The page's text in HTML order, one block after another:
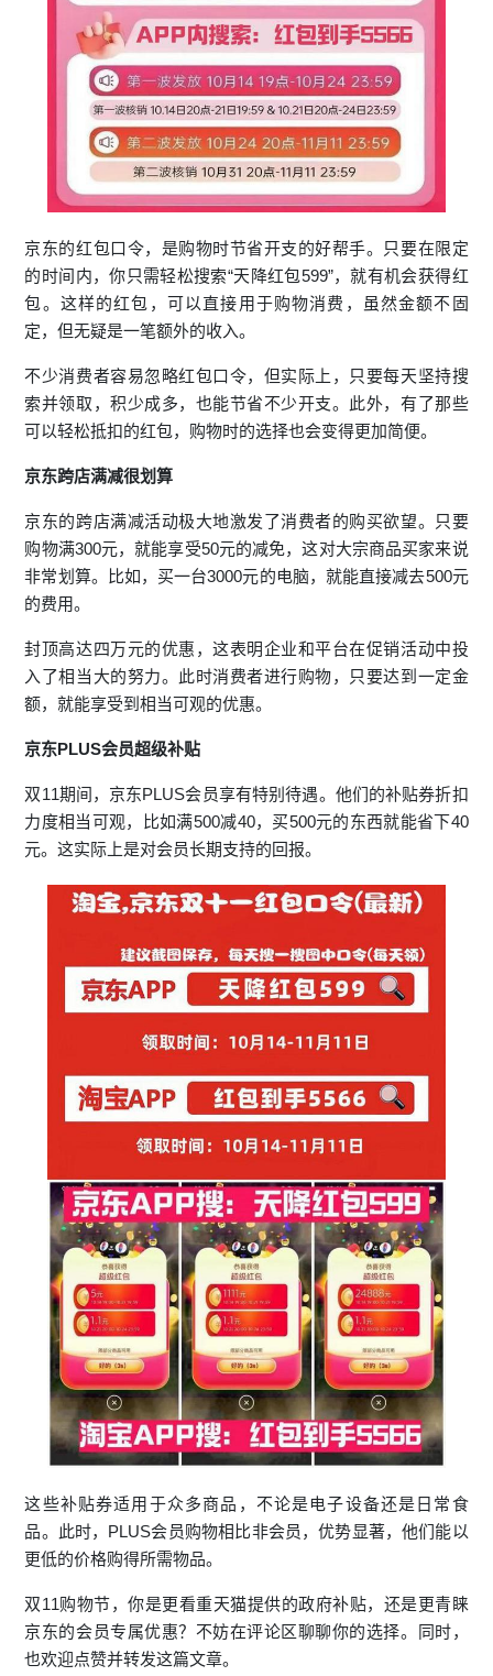
京东的红包口令，是购物时节省开支的好帮手。只要在限定
的时间内，你只需轻松搜索“天降红包599”，就有机会获得红
包。这样的红包，可以直接用于购物消费，虽然金额不固
定，但无疑是一笔额外的收入。
不少消费者容易忽略红包口令，但实际上，只要每天坚持搜
索并领取，积少成多，也能节省不少开支。此外，有了那些
可以轻松抵扣的红包，购物时的选择也会变得更加简便。
京东跨店满减很划算
京东的跨店满减活动极大地激发了消费者的购买欲望。只要
购物满300元，就能享受50元的减免，这对大宗商品买家来说
非常划算。比如，买一台3000元的电脑，就能直接减去500元
的费用。
封顶高达四万元的优惠，这表明企业和平台在促销活动中投
入了相当大的努力。此时消费者进行购物，只要达到一定金
额，就能享受到相当可观的优惠。
京东PLUS会员超级补贴
双11期间，京东PLUS会员享有特别待遇。他们的补贴券折扣
力度相当可观，比如满500减40，买500元的东西就能省下40
元。这实际上是对会员长期支持的回报。
这些补贴券适用于众多商品，不论是电子设备还是日常食
品。此时，PLUS会员购物相比非会员，优势显著，他们能以
更低的价格购得所需物品。
双11购物节，你是更看重天猫提供的政府补贴，还是更青睐
京东的会员专属优惠？不妨在评论区聊聊你的选择。同时，
也欢迎点赞并转发这篇文章。